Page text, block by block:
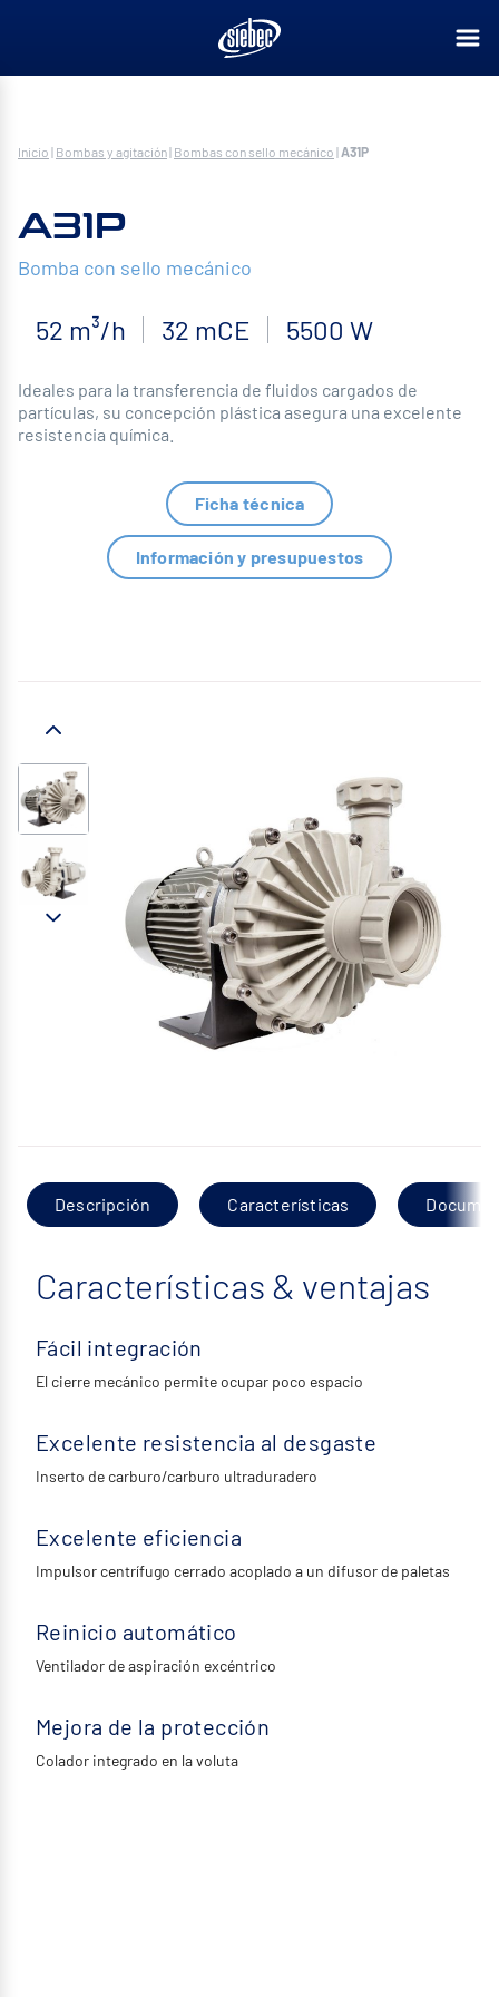
Inicio | Bombas y agitación| Bombas con sello mecánico |A31P
A31P
Bomba con sello mecánico
52 m³/h 32 mCE 5500 W
Ideales para la transferencia de fluidos cargados de
partículas, su concepción plástica asegura una excelente
resistencia química.
Ficha técnica
Información y presupuestos
Descripción Características
Características & ventajas
Fácil integración
El cierre mecánico permite ocupar poco espacio
Excelente resistencia al desgaste
Inserto de carburo/carburo ultraduradero
Excelente eficiencia
Impulsor centrífugo cerrado acoplado a un difusor de paletas
Reinicio automático
Ventilador de aspiración excéntrico
Mejora de la protección
Colador integrado en la voluta